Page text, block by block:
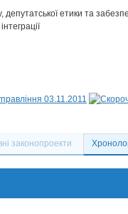
етики та
03.11.2011
законопроекти